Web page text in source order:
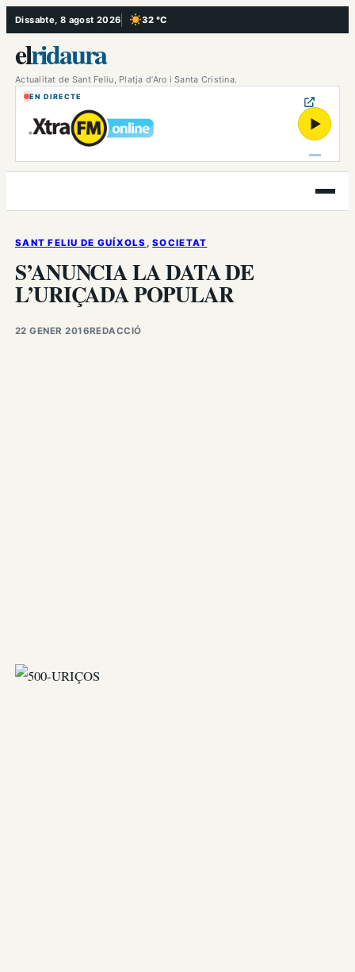
Vés
al
contingut
Dissabte, 8 agost 2026 32 °C
, Cel serè
elridaura
Actualitat de Sant Feliu, Platja d’Aro i Santa Cristina.
EN DIRECTE
▶
Obre
el
SANT FELIU DE GUÍXOLS , SOCIETAT
S’ANUNCIA LA DATA DE
L’URIÇADA POPULAR
22 GENER 2016REDACCIÓ